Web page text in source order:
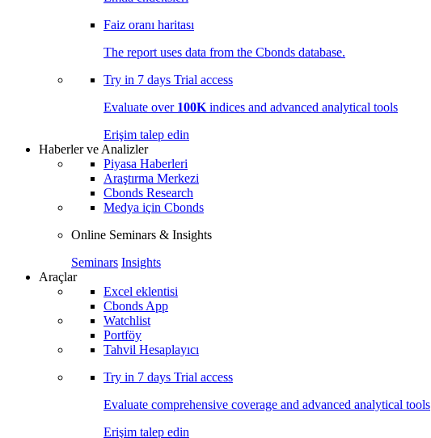
Faiz oranı haritası
The report uses data from the Cbonds database.
Try in 7 days Trial access
Evaluate over 100K indices and advanced analytical tools
Erişim talep edin
Haberler ve Analizler
Piyasa Haberleri
Araştırma Merkezi
Cbonds Research
Medya için Cbonds
Online Seminars & Insights
Seminars Insights
Araçlar
Excel eklentisi
Cbonds App
Watchlist
Portföy
Tahvil Hesaplayıcı
Try in 7 days Trial access
Evaluate comprehensive coverage and advanced analytical tools
Erişim talep edin